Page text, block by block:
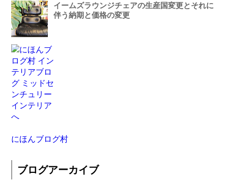
イームズラウンジチェアの生産国変更とそれに
伴う納期と価格の変更
にほんブログ村
ブログアーカイブ